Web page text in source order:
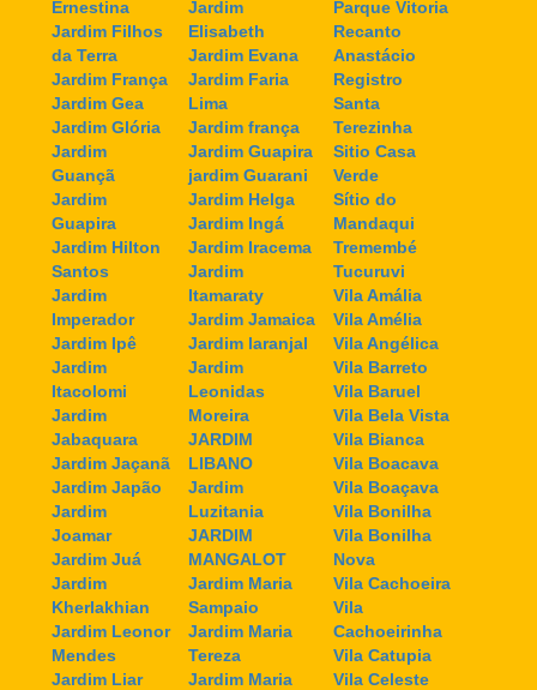
Ernestina
Jardim Filhos
da Terra
Jardim França
Jardim Gea
Jardim Glória
Jardim
Guançã
Jardim
Guapira
Jardim Hilton
Santos
Jardim
Imperador
Jardim Ipê
Jardim
Itacolomi
Jardim
Jabaquara
Jardim Jaçanã
Jardim Japão
Jardim
Joamar
Jardim Juá
Jardim
Kherlakhian
Jardim Leonor
Mendes
Jardim Liar
Jardim
Elisabeth
Jardim Evana
Jardim Faria
Lima
Jardim frança
Jardim Guapira
jardim Guarani
Jardim Helga
Jardim Ingá
Jardim Iracema
Jardim
Itamaraty
Jardim Jamaica
Jardim laranjal
Jardim
Leonidas
Moreira
JARDIM
LIBANO
Jardim
Luzitania
JARDIM
MANGALOT
Jardim Maria
Sampaio
Jardim Maria
Tereza
Jardim Maria
Parque Vitoria
Recanto
Anastácio
Registro
Santa
Terezinha
Sitio Casa
Verde
Sítio do
Mandaqui
Tremembé
Tucuruvi
Vila Amália
Vila Amélia
Vila Angélica
Vila Barreto
Vila Baruel
Vila Bela Vista
Vila Bianca
Vila Boacava
Vila Boaçava
Vila Bonilha
Vila Bonilha
Nova
Vila Cachoeira
Vila
Cachoeirinha
Vila Catupia
Vila Celeste